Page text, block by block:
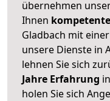
übernehmen
Ihnen
Gladbach mit
unsere Dienste in
lehnen Sie sich
Jahre Erfahrung
holen Sie sich